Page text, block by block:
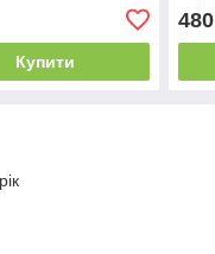
Купити
480